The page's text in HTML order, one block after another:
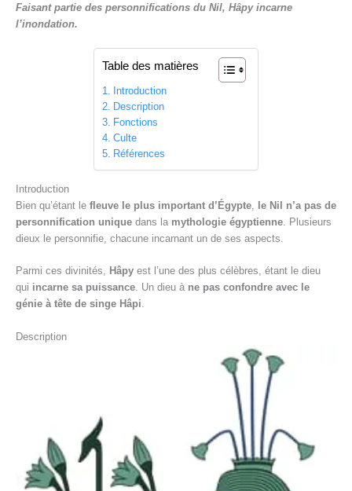
e
Faisant partie des personnifications du Nil, Hâpy incarne
l’inondation.
Table des matières
Introduction
Description
Fonctions
Culte
Références
Introduction
Bien qu’étant le fleuve le plus important d’Égypte
le Nil n’a pas de
personnification unique dans la mythologie égyptienne . Plusieurs
dieux le personnifie, chacune incarnant un de ses aspects.
Parmi ces divinités, Hâpy est l’une des plus célèbres, étant le dieu
qui incarne sa puissance. Un dieu à ne pas confondre avec le
génie à tête de singe Hâpi.
Description